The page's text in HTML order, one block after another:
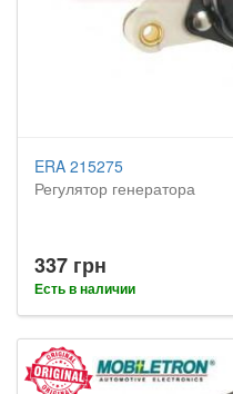
ERA 215275
Регулятор генератора
337 грн
Есть в наличии